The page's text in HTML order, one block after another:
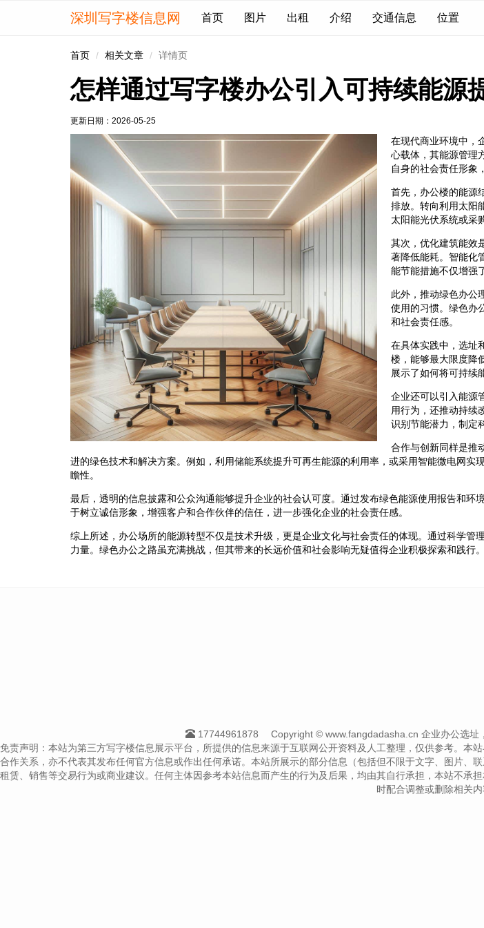
深圳写字楼信息网 首页 图片 出租 介绍 交通信息 位置
首页 相关文章 详情页
怎样通过写字楼办公引入可持续能源
更新日期： 2026-05-25
在现代商业环境中，
心载体，其能源管理
自身的社会责任形象
首先，办公楼的能源
排放。转向利用太阳
太阳能光伏系统或采
其次，优化建筑能效
著降低能耗。智能化
能节能措施不仅增强
此外，推动绿色办公
使用的习惯。绿色办
和社会责任感。
在具体实践中，选址
楼，能够最大限度降
展示了如何将可持续
企业还可以引入能源
用行为，还推动持续
识别节能潜力，制定
合作与创新同样是推
进的绿色技术和解决方案。例如，利用储能系统提升可再生能源的利用率，或采用智能微电网
瞻性。
最后，透明的信息披露和公众沟通能够提升企业的社会认可度。通过发布绿色能源使用报告和
于树立诚信形象，增强客户和合作伙伴的信任，进一步强化企业的社会责任感。
综上所述，办公场所的能源转型不仅是技术升级，更是企业文化与社会责任的体现。通过科学
力量。绿色办公之路虽充满挑战，但其带来的长远价值和社会影响无疑值得企业积极探索和践行。
17744961878
Copyright © www.fangdadasha.cn 企业办公选址
免责声明：本站为第三方写字楼信息展示平台，所提供的信息来源于互联网公开资料及人工整理，仅供参考。
合作关系，亦不代表其发布任何官方信息或作出任何承诺。本站所展示的部分信息（包括但不限于文字、图片、
租赁、销售等交易行为或商业建议。任何主体因参考本站信息而产生的行为及后果，均由其自行承担，本站不
时配合调整或删除相关内